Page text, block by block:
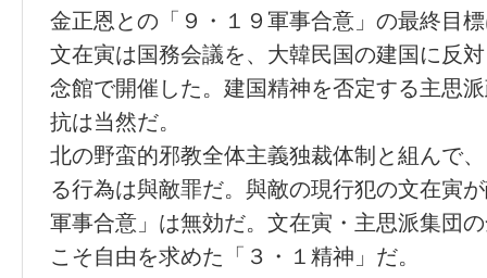
金正恩との「９・１９軍事合意」の最終目
文在寅は国務会議を、大韓民国の建国に反
念館で開催した。建国精神を否定する主思
抗は当然だ。
北の野蛮的邪教全体主義独裁体制と組んで
る行為は與敵罪だ。與敵の現行犯の文在寅
軍事合意」は無効だ。文在寅・主思派集団
こそ自由を求めた「３・１精神」だ。